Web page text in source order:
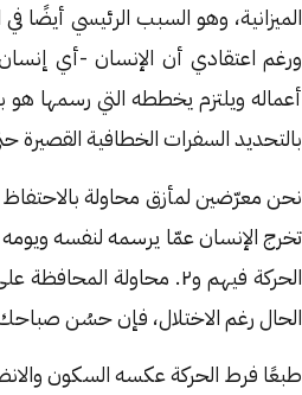
الميزانية، وهو السبب الرئيسي أيضًا
ورغم اعتقادي أن الإنسان -أي
أعماله ويلتزم يخططه التي رسمها هو
بالتحديد السفرات الخطافية
نحن معرّضين لمأزق محاولة
الحركة فيهم و٢. محاولة
الحال رغم الاختلال، فإن حسُن
طبعًا فرط الحركة عكسه السكون